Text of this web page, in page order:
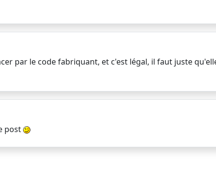
par le code fabriquant, et c'est légal, il faut juste
post